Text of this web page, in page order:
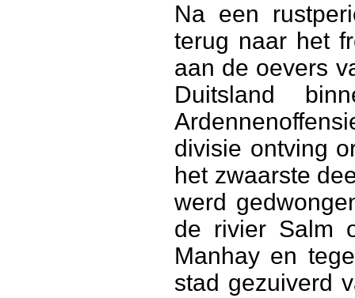
Na een
terug naar het
aan de oevers
Duitsland
divisie ontving
het zwaarste
werd
de rivier Salm
Manhay en
stad gezuiverd